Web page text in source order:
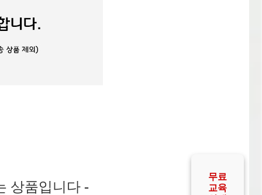
상품입니다 -